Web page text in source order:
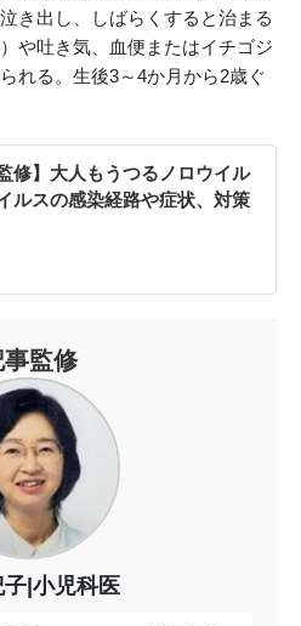
き出し、しばらくすると治まる
や吐き気、血便またはイチゴジ
れる。生後3～4か月から2歳ぐ
修】大人もうつるノロウイル
ルスの感染経路や症状、対策
事監修
|小児科医